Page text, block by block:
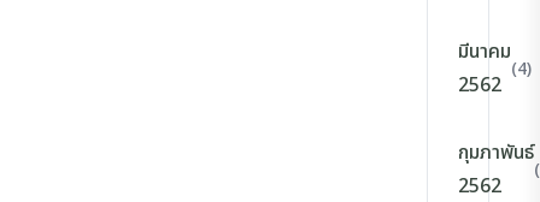
มีนาคม
2562
(4)
กุมภาพันธ์
2562